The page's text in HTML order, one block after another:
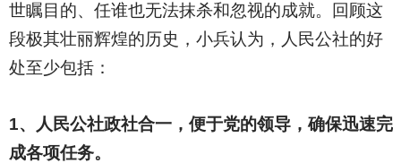
世瞩目的、任谁也无法抹杀和忽视的成就。回顾这
段极其壮丽辉煌的历史，小兵认为，人民公社的好
处至少包括：
1、人民公社政社合一，便于党的领导，确保迅速完
成各项任务。